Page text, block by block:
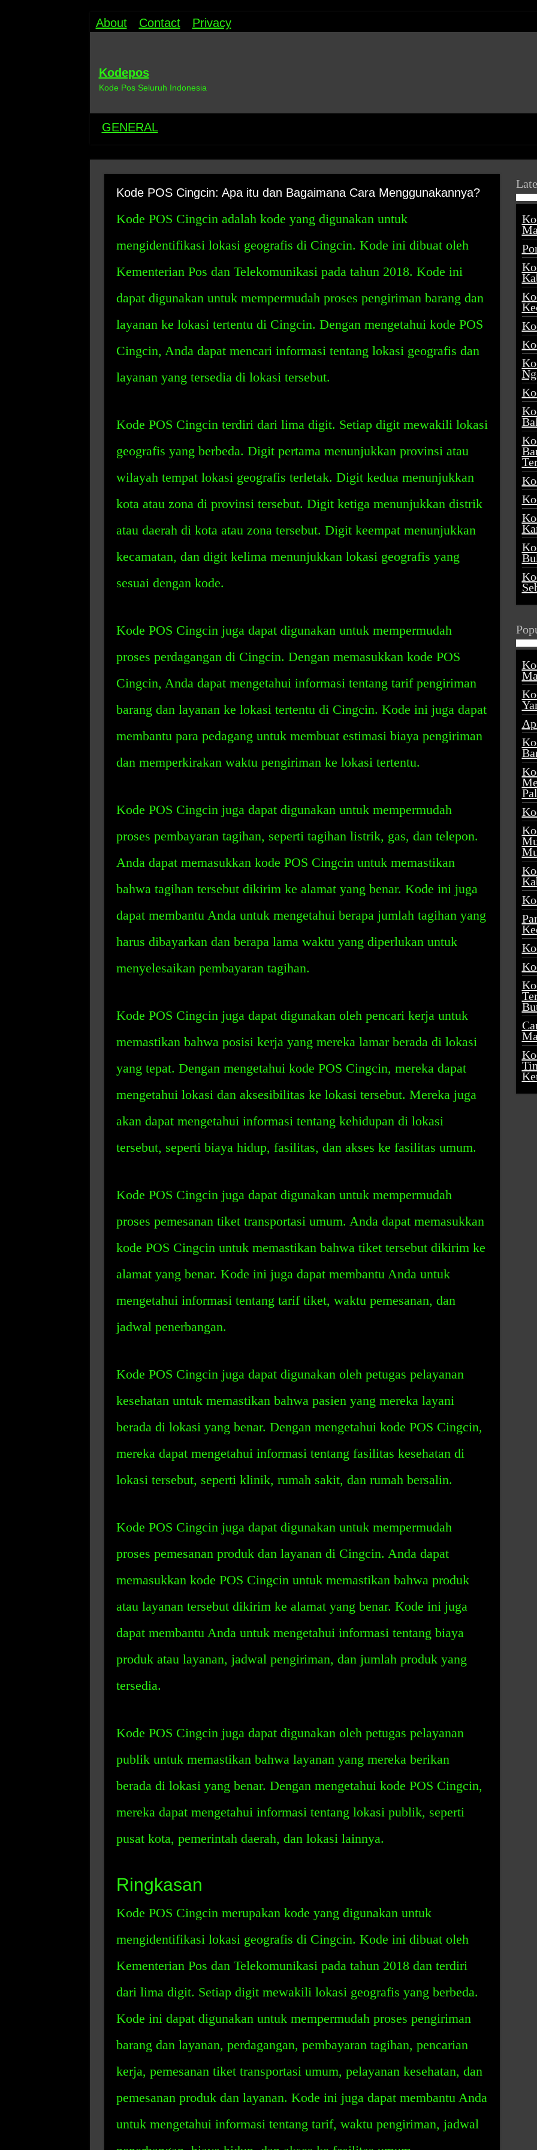
About Contact Privacy
Kodepos
Kode Pos Seluruh Indonesia
GENERAL
Kode POS Cingcin: Apa itu dan Bagaimana Cara Menggunakannya?
Kode POS Cingcin adalah kode yang digunakan untuk
mengidentifikasi lokasi geografis di Cingcin. Kode ini dibuat oleh
Kementerian Pos dan Telekomunikasi pada tahun 2018. Kode ini
dapat digunakan untuk mempermudah proses pengiriman barang dan
layanan ke lokasi tertentu di Cingcin. Dengan mengetahui kode POS
Cingcin, Anda dapat mencari informasi tentang lokasi geografis dan
layanan yang tersedia di lokasi tersebut.
Kode POS Cingcin terdiri dari lima digit. Setiap digit mewakili lokasi
geografis yang berbeda. Digit pertama menunjukkan provinsi atau
wilayah tempat lokasi geografis terletak. Digit kedua menunjukkan
kota atau zona di provinsi tersebut. Digit ketiga menunjukkan distrik
atau daerah di kota atau zona tersebut. Digit keempat menunjukkan
kecamatan, dan digit kelima menunjukkan lokasi geografis yang
sesuai dengan kode.
Kode POS Cingcin juga dapat digunakan untuk mempermudah
proses perdagangan di Cingcin. Dengan memasukkan kode POS
Cingcin, Anda dapat mengetahui informasi tentang tarif pengiriman
barang dan layanan ke lokasi tertentu di Cingcin. Kode ini juga dapat
membantu para pedagang untuk membuat estimasi biaya pengiriman
dan memperkirakan waktu pengiriman ke lokasi tertentu.
Kode POS Cingcin juga dapat digunakan untuk mempermudah
proses pembayaran tagihan, seperti tagihan listrik, gas, dan telepon.
Anda dapat memasukkan kode POS Cingcin untuk memastikan
bahwa tagihan tersebut dikirim ke alamat yang benar. Kode ini juga
dapat membantu Anda untuk mengetahui berapa jumlah tagihan yang
harus dibayarkan dan berapa lama waktu yang diperlukan untuk
menyelesaikan pembayaran tagihan.
Kode POS Cingcin juga dapat digunakan oleh pencari kerja untuk
memastikan bahwa posisi kerja yang mereka lamar berada di lokasi
yang tepat. Dengan mengetahui kode POS Cingcin, mereka dapat
mengetahui lokasi dan aksesibilitas ke lokasi tersebut. Mereka juga
akan dapat mengetahui informasi tentang kehidupan di lokasi
tersebut, seperti biaya hidup, fasilitas, dan akses ke fasilitas umum.
Kode POS Cingcin juga dapat digunakan untuk mempermudah
proses pemesanan tiket transportasi umum. Anda dapat memasukkan
kode POS Cingcin untuk memastikan bahwa tiket tersebut dikirim ke
alamat yang benar. Kode ini juga dapat membantu Anda untuk
mengetahui informasi tentang tarif tiket, waktu pemesanan, dan
jadwal penerbangan.
Kode POS Cingcin juga dapat digunakan oleh petugas pelayanan
kesehatan untuk memastikan bahwa pasien yang mereka layani
berada di lokasi yang benar. Dengan mengetahui kode POS Cingcin,
mereka dapat mengetahui informasi tentang fasilitas kesehatan di
lokasi tersebut, seperti klinik, rumah sakit, dan rumah bersalin.
Kode POS Cingcin juga dapat digunakan untuk mempermudah
proses pemesanan produk dan layanan di Cingcin. Anda dapat
memasukkan kode POS Cingcin untuk memastikan bahwa produk
atau layanan tersebut dikirim ke alamat yang benar. Kode ini juga
dapat membantu Anda untuk mengetahui informasi tentang biaya
produk atau layanan, jadwal pengiriman, dan jumlah produk yang
tersedia.
Kode POS Cingcin juga dapat digunakan oleh petugas pelayanan
publik untuk memastikan bahwa layanan yang mereka berikan
berada di lokasi yang benar. Dengan mengetahui kode POS Cingcin,
mereka dapat mengetahui informasi tentang lokasi publik, seperti
pusat kota, pemerintah daerah, dan lokasi lainnya.
Ringkasan
Kode POS Cingcin merupakan kode yang digunakan untuk
mengidentifikasi lokasi geografis di Cingcin. Kode ini dibuat oleh
Kementerian Pos dan Telekomunikasi pada tahun 2018 dan terdiri
dari lima digit. Setiap digit mewakili lokasi geografis yang berbeda.
Kode ini dapat digunakan untuk mempermudah proses pengiriman
barang dan layanan, perdagangan, pembayaran tagihan, pencarian
kerja, pemesanan tiket transportasi umum, pelayanan kesehatan, dan
pemesanan produk dan layanan. Kode ini juga dapat membantu Anda
untuk mengetahui informasi tentang tarif, waktu pengiriman, jadwal